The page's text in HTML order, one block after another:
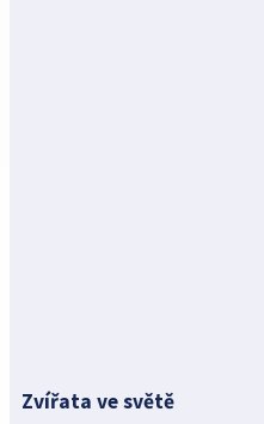
Zvířata ve světě